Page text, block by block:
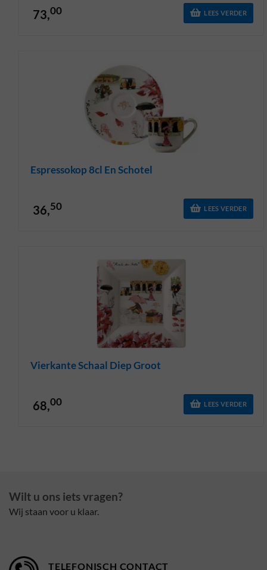
73,00 LEES VERDER
Espressokop 8cl En Schotel
36,50 LEES VERDER
Vierkante Schaal Diep Groot
68,00 LEES VERDER
Wilt u ons iets vragen?
Wij staan voor u klaar.
TELEFONISCH CONTACT